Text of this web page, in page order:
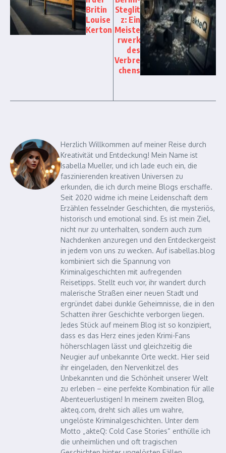
Britin
Louise
Kerton
Steglit
z: Ein
Meiste
rwerk
des
Verbre
chens
Herzlich Willkommen auf meiner Reise durch
Kreativität und Entdeckung! Mein Name ist
Isabella Mueller, und ich lade euch ein, die
faszinierenden kreativen Universen zu
erkunden, die ich durch meine Blogs erschaffe.
Seit 2020 widme ich meine Leidenschaft dem
Erzählen fesselnder Geschichten, die mysteriös,
historisch und emotional sind. Es ist mein Ziel,
nicht nur zu unterhalten, sondern auch zum
Nachdenken anzuregen und den Entdeckergeist
in jedem von uns zu wecken. Auf isabellas.blog
kombiniert sich die Spannung von
Kriminalgeschichten mit aufregenden
Reisetipps. Stellt euch vor, ihr wandert durch
malerische Straßen einer neuen Stadt und
ergründet dabei dunkle Geheimnisse, die in den
Schatten ihrer Geschichte verborgen liegen.
Jedes Stück auf meinem Blog ist so konzipiert,
dass es das Herz eines jeden Krimi-Fans
höherschlagen lässt und gleichzeitig die
Neugier auf unbekannte Orte weckt. Hier seid
ihr eingeladen, den Nervenkitzel des
Unbekannten und die Schönheit unserer Welt
zu erleben – eine perfekte Kombination für alle
Abenteuerlustigen! In meinem zweiten Blog,
akteq.com, dreht sich alles um wahre,
ungelöste Kriminalgeschichten. Unter dem
Motto „akteQ: Cold Case Stories“ enthülle ich
die unheimlichen und oft tragischen